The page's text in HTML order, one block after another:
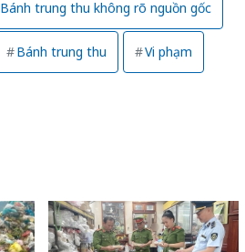
Bánh trung thu không rõ nguồn gốc
Bánh trung thu Vi phạm